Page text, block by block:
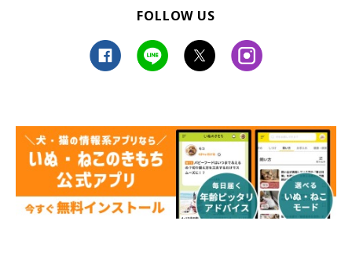
引用元：いぬのきもち『愛犬の栄養学事典』
FOLLOW US